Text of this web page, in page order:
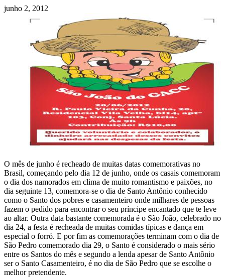
junho 2, 2012
O mês de junho é recheado de muitas datas comemorativas no
Brasil, começando pelo dia 12 de junho, onde os casais comemoram
o dia dos namorados em clima de muito romantismo e paixões, no
dia seguinte 13, comemora-se o dia de Santo Antônio conhecido
como o Santo dos pobres e casamenteiro onde milhares de pessoas
fazem o pedido para encontrar o seu príncipe encantado que te leve
ao altar. Outra data bastante comemorada é o São João, celebrado no
dia 24, a festa é recheada de muitas comidas típicas e dança em
especial o forró. E por fim as comemorações terminam com o dia de
São Pedro comemorado dia 29, o Santo é considerado o mais sério
entre os Santos do mês e segundo a lenda apesar de Santo Antônio
ser o Santo Casamenteiro, é no dia de São Pedro que se escolhe o
melhor pretendente.